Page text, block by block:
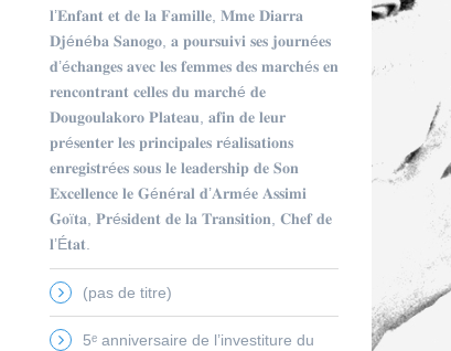
𝐥’𝐄𝐧𝐟𝐚𝐧𝐭 𝐞𝐭 𝐝𝐞 𝐥𝐚 𝐅𝐚𝐦𝐢𝐥𝐥𝐞, 𝐌𝐦𝐞 𝐃𝐢𝐚𝐫𝐫𝐚
𝐃𝐣é𝐧é𝐛𝐚 𝐒𝐚𝐧𝐨𝐠𝐨, 𝐚 𝐩𝐨𝐮𝐫𝐬𝐮𝐢𝐯𝐢 𝐬𝐞𝐬 𝐣𝐨𝐮𝐫𝐧é𝐞𝐬
𝐝’é𝐜𝐡𝐚𝐧𝐠𝐞𝐬 𝐚𝐯𝐞𝐜 𝐥𝐞𝐬 𝐟𝐞𝐦𝐦𝐞𝐬 𝐝𝐞𝐬 𝐦𝐚𝐫𝐜𝐡é𝐬 𝐞𝐧
𝐫𝐞𝐧𝐜𝐨𝐧𝐭𝐫𝐚𝐧𝐭 𝐜𝐞𝐥𝐥𝐞𝐬 𝐝𝐮 𝐦𝐚𝐫𝐜𝐡é 𝐝𝐞
𝐃𝐨𝐮𝐠𝐨𝐮𝐥𝐚𝐤𝐨𝐫𝐨 𝐏𝐥𝐚𝐭𝐞𝐚𝐮, 𝐚𝐟𝐢𝐧 𝐝𝐞 𝐥𝐞𝐮𝐫
𝐩𝐫é𝐬𝐞𝐧𝐭𝐞𝐫 𝐥𝐞𝐬 𝐩𝐫𝐢𝐧𝐜𝐢𝐩𝐚𝐥𝐞𝐬 𝐫é𝐚𝐥𝐢𝐬𝐚𝐭𝐢𝐨𝐧𝐬
𝐞𝐧𝐫𝐞𝐠𝐢𝐬𝐭𝐫é𝐞𝐬 𝐬𝐨𝐮𝐬 𝐥𝐞 𝐥𝐞𝐚𝐝𝐞𝐫𝐬𝐡𝐢𝐩 𝐝𝐞 𝐒𝐨𝐧
𝐄𝐱𝐜𝐞𝐥𝐥𝐞𝐧𝐜𝐞 𝐥𝐞 𝐆é𝐧é𝐫𝐚𝐥 𝐝’𝐀𝐫𝐦é𝐞 𝐀𝐬𝐬𝐢𝐦𝐢
𝐆𝐨ï𝐭𝐚, 𝐏𝐫é𝐬𝐢𝐝𝐞𝐧𝐭 𝐝𝐞 𝐥𝐚 𝐓𝐫𝐚𝐧𝐬𝐢𝐭𝐢𝐨𝐧, 𝐂𝐡𝐞𝐟 𝐝𝐞
𝐥’É𝐭𝐚𝐭.
(pas de titre)
5ᵉ anniversaire de l’investiture du